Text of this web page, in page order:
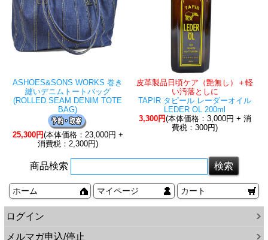
ASHOES&SONS WORKS 巻き
縫いデニムトートバッグ
(ROLLED SEAM DENIM TOTE
BAG)
25,300円(本体価格：23,000円 +
消費税：2,300円)
皮革製品日頃ケア（艶無し）＋軽
い汚落としに
TAPIR タピール レーダーオイル
LEDER OL 200ml
3,300円(本体価格：3,000円 + 消
費税：300円)
商品検索
ホーム マイページ カート
ログイン
メルマガ申込/停止